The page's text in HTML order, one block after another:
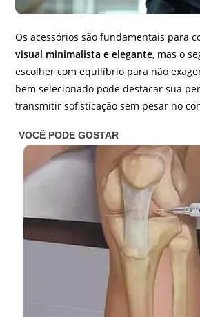
Os acessórios são fundamentais para
visual minimalista e elegante, mas o
escolher com equilíbrio para não
bem selecionado pode destacar sua
transmitir sofisticação sem pesar no